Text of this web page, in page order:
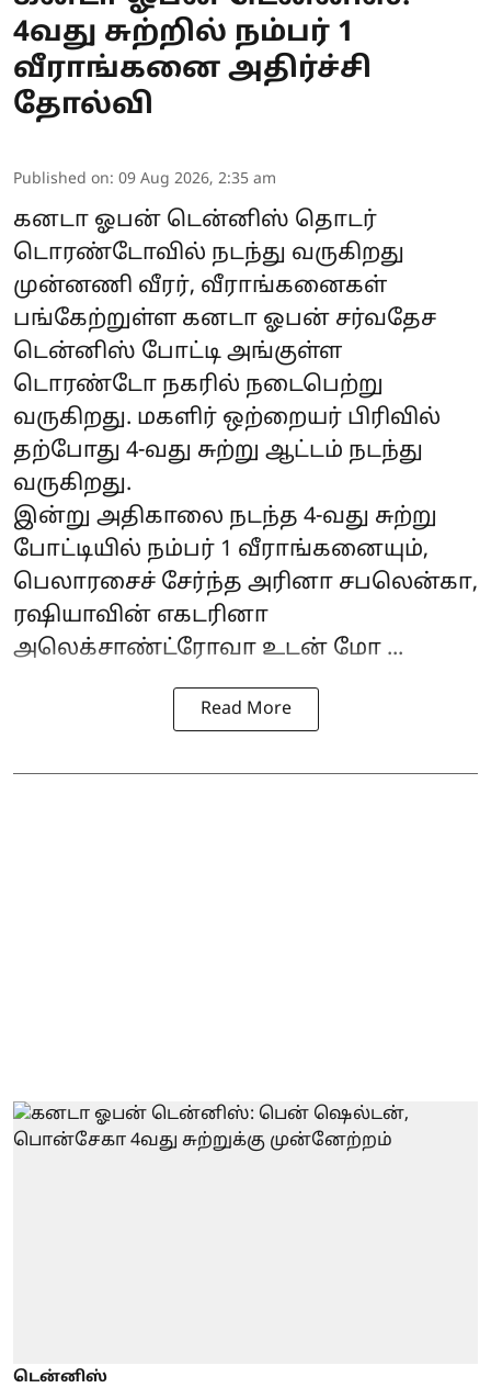
4வது சுற்றில் நம்பர் 1
வீராங்கனை அதிர்ச்சி
தோல்வி
Published on: 09 Aug 2026, 2:35 am
கனடா ஓபன் டென்னிஸ் தொடர்
டொரண்டோவில் நடந்து வருகிறது
முன்னணி வீரர், வீராங்கனைகள்
பங்கேற்றுள்ள கனடா ஓபன் சர்வதேச
டென்னிஸ் போட்டி அங்குள்ள
டொரண்டோ நகரில் நடைபெற்று
வருகிறது. மகளிர் ஒற்றையர் பிரிவில்
தற்போது 4-வது சுற்று ஆட்டம் நடந்து
வருகிறது.
இன்று அதிகாலை நடந்த 4-வது சுற்று
போட்டியில் நம்பர் 1 வீராங்கனையும்,
பெலாரசைச் சேர்ந்த அரினா சபலென்கா,
ரஷியாவின் எகடரினா
அலெக்சாண்ட்ரோவா உடன் மோ ...
Read More
டென்னிஸ்